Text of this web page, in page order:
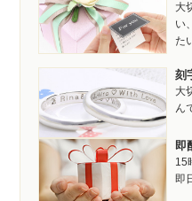
大
い
た
刻
大
ん
即
15
即